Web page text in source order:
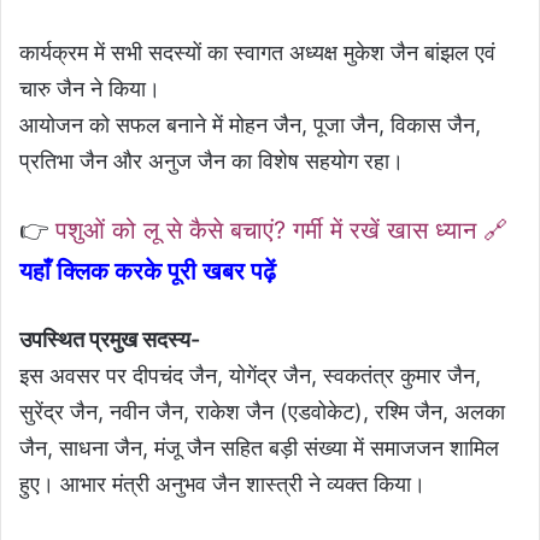
कार्यक्रम में सभी सदस्यों का स्वागत अध्यक्ष मुकेश जैन बांझल एवं
चारु जैन ने किया।
आयोजन को सफल बनाने में मोहन जैन, पूजा जैन, विकास जैन,
प्रतिभा जैन और अनुज जैन का विशेष सहयोग रहा।
👉पशुओं को लू से कैसे बचाएं? गर्मी में रखें खास ध्यान 🔗
यहाँ क्लिक करके पूरी खबर पढ़ें
उपस्थित प्रमुख सदस्य-
इस अवसर पर दीपचंद जैन, योगेंद्र जैन, स्वकतंत्र कुमार जैन,
सुरेंद्र जैन, नवीन जैन, राकेश जैन (एडवोकेट), रश्मि जैन, अलका
जैन, साधना जैन, मंजू जैन सहित बड़ी संख्या में समाजजन शामिल
हुए। आभार मंत्री अनुभव जैन शास्त्री ने व्यक्त किया।